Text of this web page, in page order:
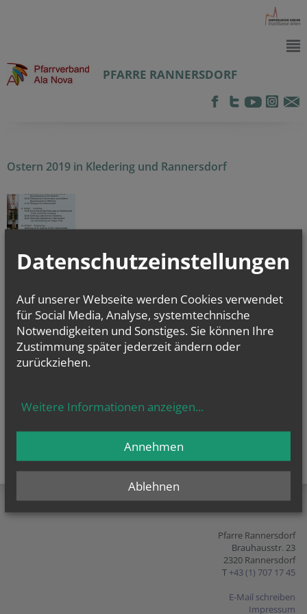
PFARRE RANNERSDORF
Ostern 2019 in Kledering und Rannersdorf
alle Einträge anzeigen
Pfarre Rannersdorf
Brauhausstr. 23
2320 Rannersdorf
T +43 (1) 707 17 45
E-Mail schreiben
Impressum
Datenschutzeinstellungen
Auf unserer Webseite werden Cookies verwendet
für Social Media, Analyse, systemtechnische
Notwendigkeiten und Sonstiges. Sie können Ihre
Zustimmung später jederzeit ändern oder
zurückziehen.
Weitere Informationen anzeigen...
Ablehnen
Annehmen